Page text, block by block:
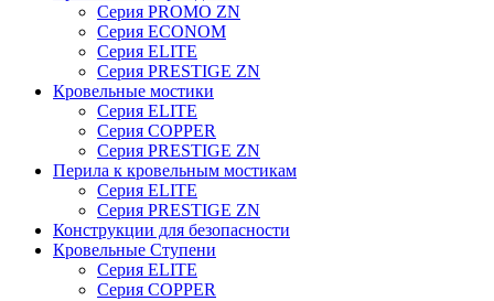
Серия PROMO ZN
Серия ECONOM
Серия ELITE
Серия PRESTIGE ZN
Кровельные мостики
Серия ELITE
Серия COPPER
Серия PRESTIGE ZN
Перила к кровельным мостикам
Серия ELITE
Серия PRESTIGE ZN
Конструкции для безопасности
Кровельные Ступени
Серия ELITE
Серия COPPER